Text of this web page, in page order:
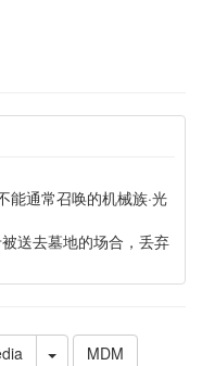
能通常召唤的机械族·光
送去墓地的场合，丢弃
MDM